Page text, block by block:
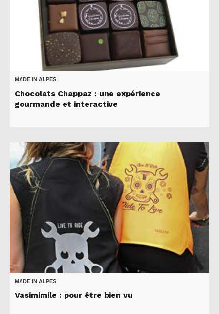
MADE IN ALPES
Chocolats Chappaz : une expérience
gourmande et interactive
MADE IN ALPES
Vasimimile : pour être bien vu